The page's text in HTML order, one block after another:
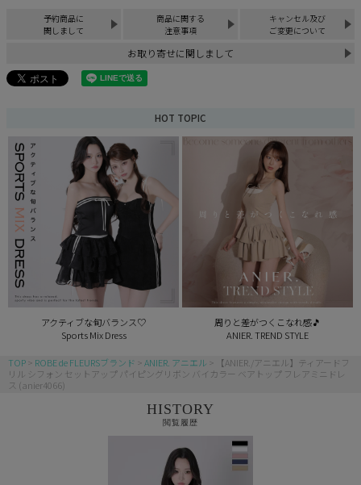
予約商品に
関しまして
商品に関する
注意事項
キャンセル及び
ご変更について
お取り寄せに関しまして
HOT TOPIC
アクティブな旬バランス♡
Sports Mix Dress
周りと差がつくこなれ感🎵
ANIER. TREND STYLE
TOP ROBE de FLEURSブランド ANIER. アニエル
【ANIER./アニエル】ティアードフ
リル シフォン セットアップ パイピングリボン バイカラー ベアトップ フレアミニドレ
ス (anier4066)
HISTORY
閲覧履歴